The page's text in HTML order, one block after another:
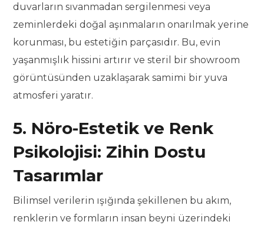
duvarların sıvanmadan sergilenmesi veya
zeminlerdeki doğal aşınmaların onarılmak yerine
korunması, bu estetiğin parçasıdır. Bu, evin
yaşanmışlık hissini artırır ve steril bir showroom
görüntüsünden uzaklaşarak samimi bir yuva
atmosferi yaratır.
5. Nöro-Estetik ve Renk
Psikolojisi: Zihin Dostu
Tasarımlar
Bilimsel verilerin ışığında şekillenen bu akım,
renklerin ve formların insan beyni üzerindeki